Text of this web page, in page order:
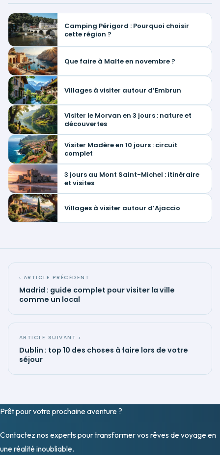
Camping Périgord : Pourquoi choisir
cette région ?
Que faire à Malte en novembre ?
Villages à visiter autour d’Embrun
Visiter le Morvan en 3 jours : nature et
découvertes
Visiter Madère en 10 jours : circuit
complet
3 jours au Mont Saint-Michel : itinéraire
et visites
Villages à visiter autour d’Ajaccio
‹ ARTICLE PRÉCÉDENT
Madrid : guide complet pour visiter la ville
comme un local
ARTICLE SUIVANT ›
Dublin : top 10 des choses à faire lors de votre
séjour
Prêt pour votre prochaine aventure ?
Contactez nos experts pour transformer vos rêves de voyage en
une réalité inoubliable.